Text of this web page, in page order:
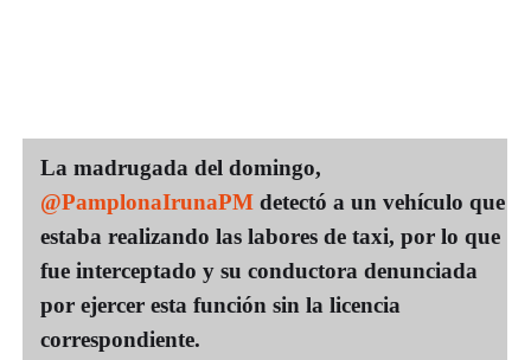
La madrugada del domingo,
@PamplonaIrunaPM detectó a un vehículo que
estaba realizando las labores de taxi, por lo que
fue interceptado y su conductora denunciada
por ejercer esta función sin la licencia
correspondiente.